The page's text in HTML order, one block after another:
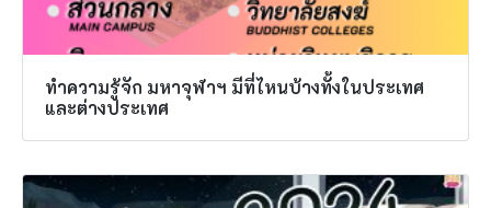
ทำความรู้จัก มหาจุฬาฯ มีที่ไหนบ้างทั้งในประเทศ
และต่างประเทศ